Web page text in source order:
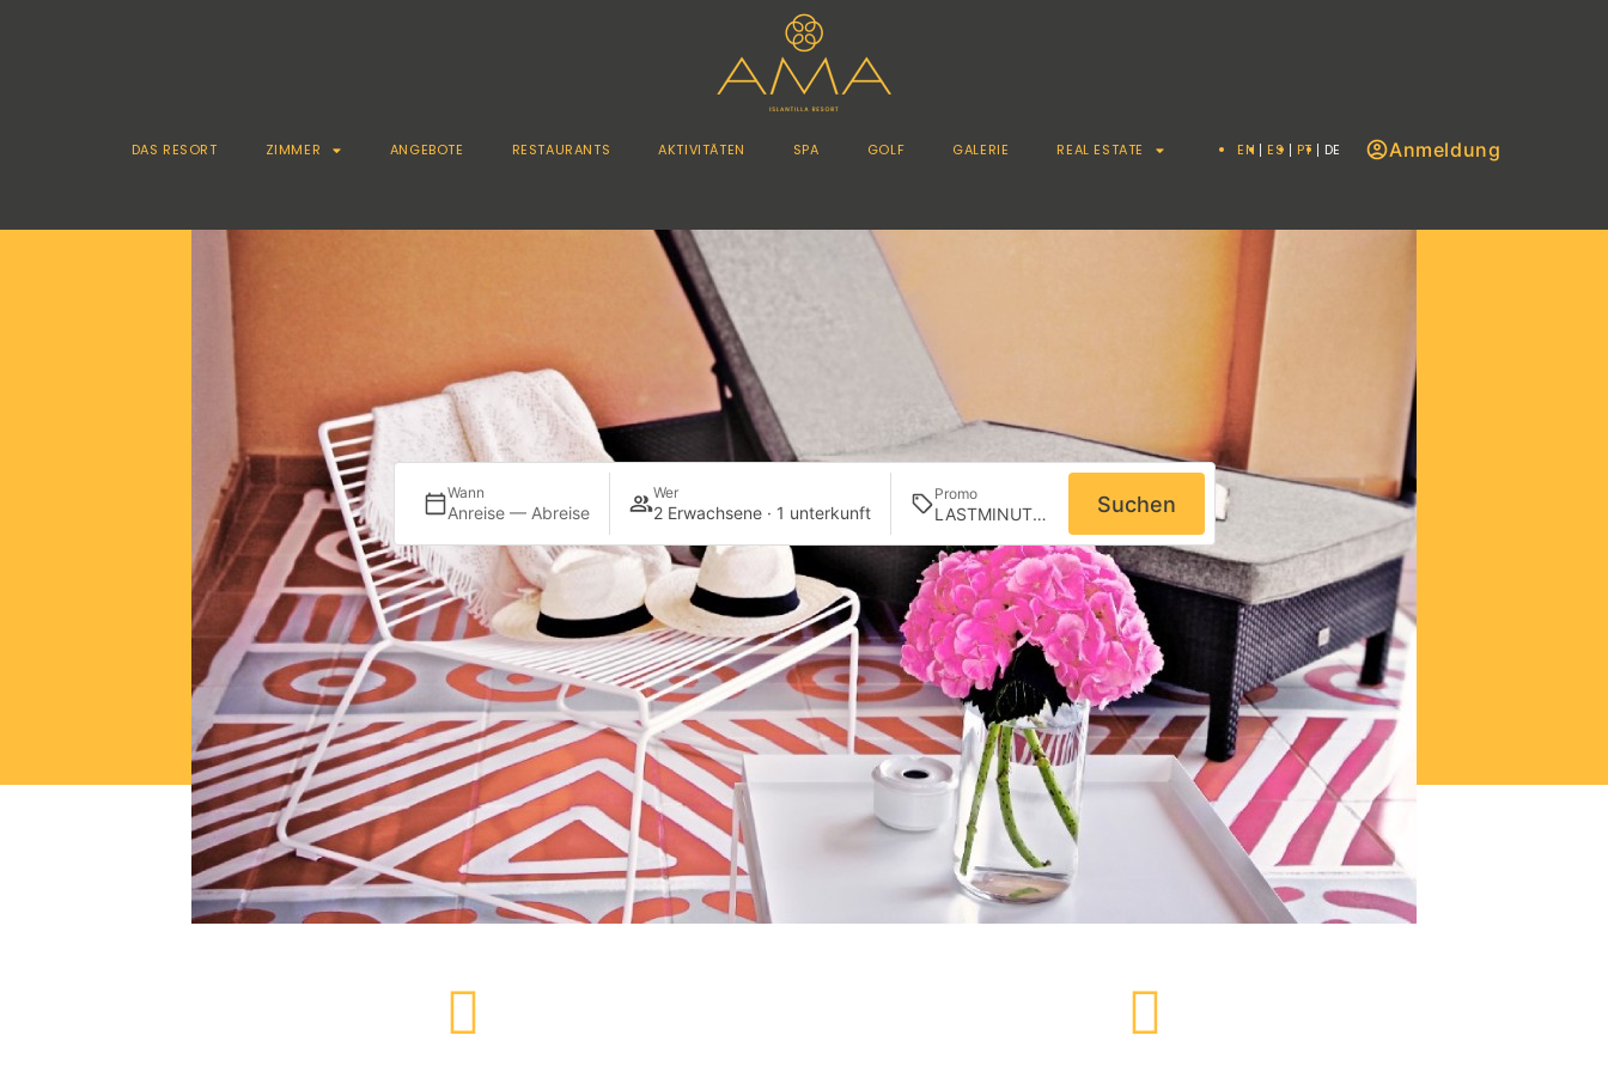
DAS RESORT ZIMMER ANGEBOTE RESTAURANTS AKTIVITÄTEN SPA GOLF GALERIE REAL ESTATE EN ES PT DE Anmeldung
Wann
Anreise — Abreise
Wer
2 Erwachsene · 1 unterkunft
Promo Suchen